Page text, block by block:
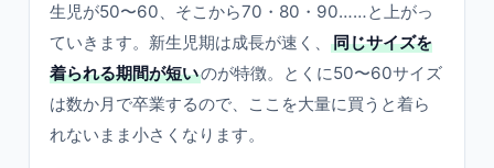
生児が50〜60、そこから70・80・90……と上がっ
ていきます。新生児期は成長が速く、
同じサイズを
着られる期間が短いのが特徴。とくに50〜60サイズ
は数か月で卒業するので、ここを大量に買うと着ら
れないまま小さくなります。